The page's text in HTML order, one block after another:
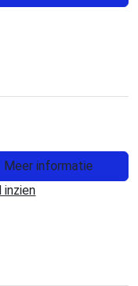
Meer informatie
inzien